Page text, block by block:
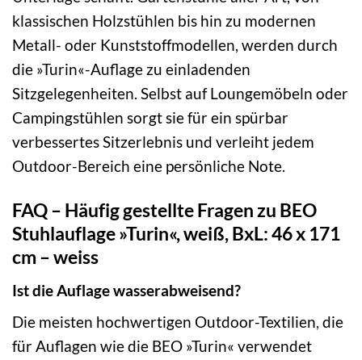
klassischen Holzstühlen bis hin zu modernen
Metall- oder Kunststoffmodellen, werden durch
die »Turin«-Auflage zu einladenden
Sitzgelegenheiten. Selbst auf Loungemöbeln oder
Campingstühlen sorgt sie für ein spürbar
verbessertes Sitzerlebnis und verleiht jedem
Outdoor-Bereich eine persönliche Note.
FAQ – Häufig gestellte Fragen zu BEO
Stuhlauflage »Turin«, weiß, BxL: 46 x 171
cm – weiss
Ist die Auflage wasserabweisend?
Die meisten hochwertigen Outdoor-Textilien, die
für Auflagen wie die BEO »Turin« verwendet